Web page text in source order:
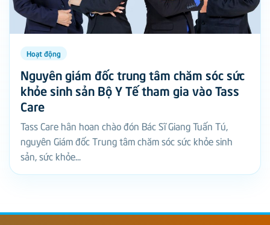
Hoạt động
Nguyên giám đốc trung tâm chăm sóc sức
khỏe sinh sản Bộ Y Tế tham gia vào Tass
Care
Tass Care hân hoan chào đón Bác Sĩ Giang Tuấn Tú,
nguyên Giám đốc Trung tâm chăm sóc sức khỏe sinh
sản, sức khỏe...